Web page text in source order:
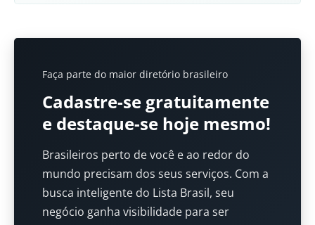
Faça parte do maior diretório brasileiro
Cadastre-se gratuitamente
e destaque-se hoje mesmo!
Brasileiros perto de você e ao redor do
mundo precisam dos seus serviços. Com a
busca inteligente do Lista Brasil, seu
negócio ganha visibilidade para ser